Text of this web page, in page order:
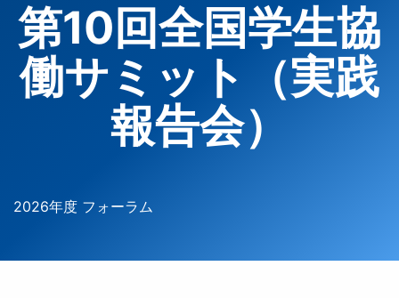
第10回全国学生協
働サミット（実践
報告会）
2026年度 フォーラム